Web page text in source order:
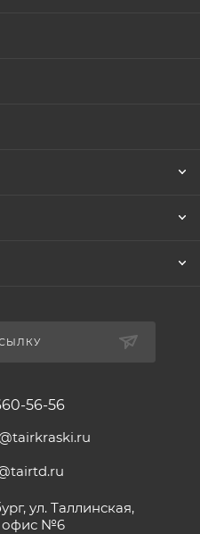
56-56
ул. Таллинская,
офис №6